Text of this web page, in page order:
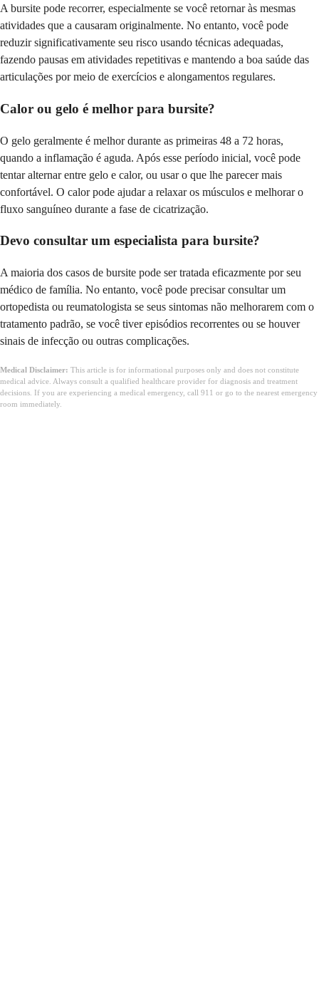
A bursite pode recorrer, especialmente se você retornar às mesmas
atividades que a causaram originalmente. No entanto, você pode
reduzir significativamente seu risco usando técnicas adequadas,
fazendo pausas em atividades repetitivas e mantendo a boa saúde das
articulações por meio de exercícios e alongamentos regulares.
Calor ou gelo é melhor para bursite?
O gelo geralmente é melhor durante as primeiras 48 a 72 horas,
quando a inflamação é aguda. Após esse período inicial, você pode
tentar alternar entre gelo e calor, ou usar o que lhe parecer mais
confortável. O calor pode ajudar a relaxar os músculos e melhorar o
fluxo sanguíneo durante a fase de cicatrização.
Devo consultar um especialista para bursite?
A maioria dos casos de bursite pode ser tratada eficazmente por seu
médico de família. No entanto, você pode precisar consultar um
ortopedista ou reumatologista se seus sintomas não melhorarem com o
tratamento padrão, se você tiver episódios recorrentes ou se houver
sinais de infecção ou outras complicações.
Medical Disclaimer: This article is for informational purposes only and does not constitute
medical advice. Always consult a qualified healthcare provider for diagnosis and treatment
decisions. If you are experiencing a medical emergency, call 911 or go to the nearest emergency
room immediately.